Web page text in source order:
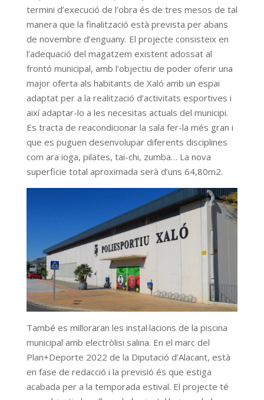
termini d’execució de l’obra és de tres mesos de tal
manera que la finalització està prevista per abans
de novembre d’enguany. El projecte consisteix en
l’adequació del magatzem existent adossat al
frontó municipal, amb l’objectiu de poder oferir una
major oferta als habitants de Xaló amb un espai
adaptat per a la realització d’activitats esportives i
així adaptar-lo a les necesitas actuals del municipi.
Es tracta de reacondicionar la sala fer-la més gran i
que es puguen desenvolupar diferents disciplines
com ara ioga, pilates, tai-chi, zumba… La nova
superficie total aproximada serà d’uns 64,80m2.
També es milloraran les instal·lacions de la piscina
municipal amb electròlisi salina. En el marc del
Plan+Deporte 2022 de la Diputació d’Alacant, està
en fase de redacció i la previsió és que estiga
acabada per a la temporada estival. El projecte té